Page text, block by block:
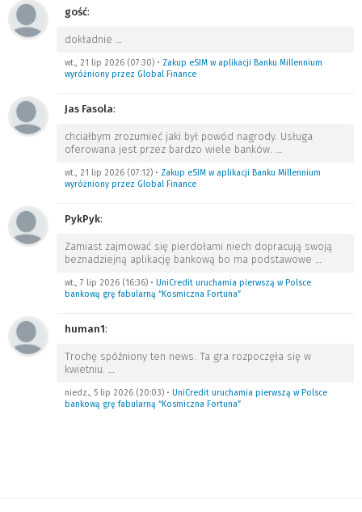
gość:
dokładnie …
wt., 21 lip 2026 (07:30) • Zakup eSIM w aplikacji Banku Millennium
wyróżniony przez Global Finance
Jas Fasola:
chciałbym zrozumieć jaki był powód nagrody. Usługa
oferowana jest przez bardzo wiele banków. …
wt., 21 lip 2026 (07:12) • Zakup eSIM w aplikacji Banku Millennium
wyróżniony przez Global Finance
PykPyk:
Zamiast zajmować się pierdołami niech dopracują swoją
beznadziejną aplikację bankową bo ma podstawowe …
wt., 7 lip 2026 (16:36) • UniCredit uruchamia pierwszą w Polsce
bankową grę fabularną “Kosmiczna Fortuna”
human1:
Trochę spóźniony ten news. Ta gra rozpoczęła się w
kwietniu. …
niedz., 5 lip 2026 (20:03) • UniCredit uruchamia pierwszą w Polsce
bankową grę fabularną “Kosmiczna Fortuna”